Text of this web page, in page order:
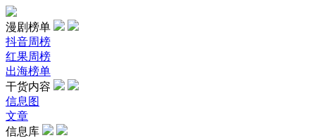
漫剧榜单
抖音周榜
红果周榜
出海榜单
干货内容
信息图
文章
信息库